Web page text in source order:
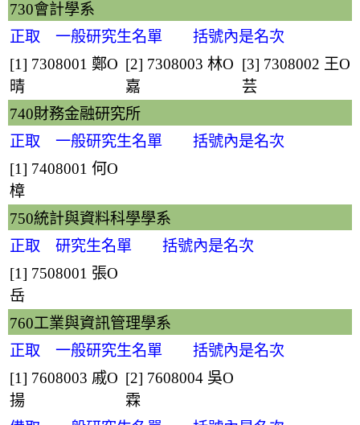
730會計學系
正取 一般研究生名單 括號內是名次
[1] 7308001 鄭O
晴
[2] 7308003 林O
嘉
[3] 7308002 王O
芸
740財務金融研究所
正取 一般研究生名單 括號內是名次
[1] 7408001 何O
樟
750統計與資料科學學系
正取 研究生名單 括號內是名次
[1] 7508001 張O
岳
760工業與資訊管理學系
正取 一般研究生名單 括號內是名次
[1] 7608003 戚O
揚
[2] 7608004 吳O
霖